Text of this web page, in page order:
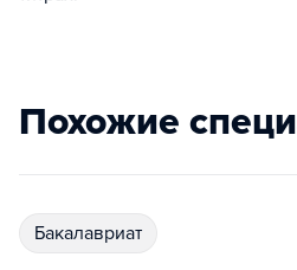
Похожие
бакалавриат